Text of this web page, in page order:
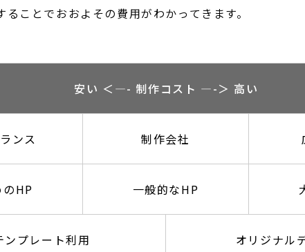
ることでおおよその費用がわかってきます。
安い ＜—- 制作コスト —-＞ 高い
ンス 制作会社
HP 一般的なHP
ンプレート利用 オリジナル